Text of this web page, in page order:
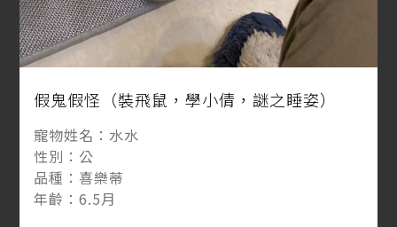
假鬼假怪（裝飛鼠，學小倩，謎之睡姿）
寵物姓名：水水
性別：公
品種：喜樂蒂
年齡：6.5月